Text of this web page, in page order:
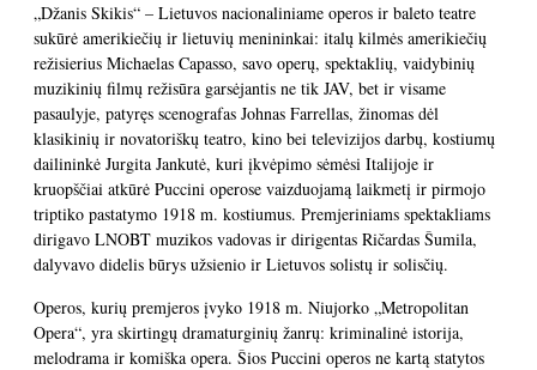
„Džanis Skikis“ – Lietuvos nacionaliniame operos ir baleto teatre
sukūrė amerikiečių ir lietuvių menininkai: italų kilmės amerikiečių
režisierius Michaelas Capasso, savo operų, spektaklių, vaidybinių
muzikinių filmų režisūra garsėjantis ne tik JAV, bet ir visame
pasaulyje, patyręs scenografas Johnas Farrellas, žinomas dėl
klasikinių ir novatoriškų teatro, kino bei televizijos darbų, kostiumų
dailininkė Jurgita Jankutė, kuri įkvėpimo sėmėsi Italijoje ir
kruopščiai atkūrė Puccini operose vaizduojamą laikmetį ir pirmojo
triptiko pastatymo 1918 m. kostiumus. Premjeriniams spektakliams
dirigavo LNOBT muzikos vadovas ir dirigentas Ričardas Šumila,
dalyvavo didelis būrys užsienio ir Lietuvos solistų ir solisčių.
Operos, kurių premjeros įvyko 1918 m. Niujorko „Metropolitan
Opera“, yra skirtingų dramaturginių žanrų: kriminalinė istorija,
melodrama ir komiška opera. Šios Puccini operos ne kartą statytos